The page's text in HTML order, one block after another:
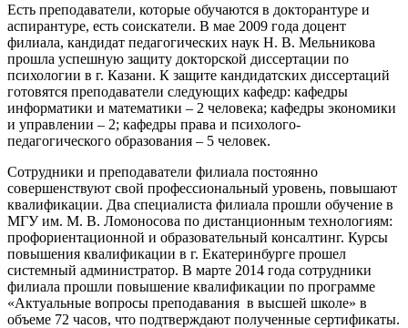
Есть преподаватели, которые обучаются в докторантуре и
аспирантуре, есть соискатели. В мае 2009 года доцент
филиала, кандидат педагогических наук Н. В. Мельникова
прошла успешную защиту докторской диссертации по
психологии в г. Казани. К защите кандидатских диссертаций
готовятся преподаватели следующих кафедр: кафедры
информатики и математики – 2 человека; кафедры экономики
и управлении – 2; кафедры права и психолого-
педагогического образования – 5 человек.
Сотрудники и преподаватели филиала постоянно
совершенствуют свой профессиональный уровень, повышают
квалификации. Два специалиста филиала прошли обучение в
МГУ им. М. В. Ломоносова по дистанционным технологиям:
профориентационной и образовательный консалтинг. Курсы
повышения квалификации в г. Екатеринбурге прошел
системный администратор. В марте 2014 года сотрудники
филиала прошли повышение квалификации по программе
«Актуальные вопросы преподавания в высшей школе» в
объеме 72 часов, что подтверждают полученные сертификаты.